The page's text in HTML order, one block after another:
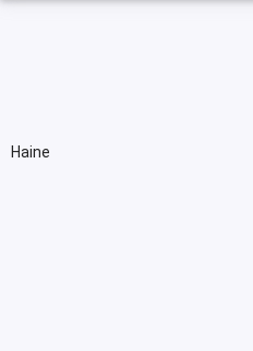
Haine